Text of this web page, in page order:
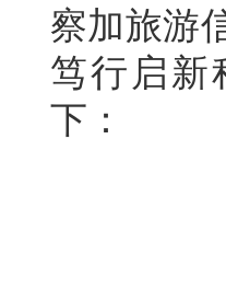
察加旅游
笃行启
下：